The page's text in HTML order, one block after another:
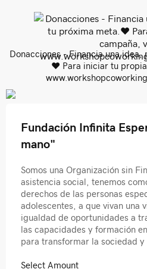
Donacciones - Financia una
❤️ Para iniciar tu
Fundación Infinita
mano"
Somos una Organización sin
asistencia social, tenemos
derechos de las personas
adolescentes, a que vivan una
igualdad de oportunidades a
las capacidades y formación
para transformar la sociedad
Select Amount